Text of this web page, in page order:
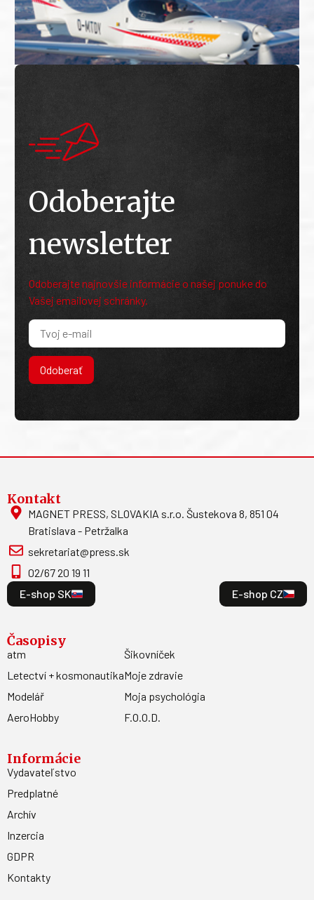
Odoberajte
newsletter
Odoberajte najnovšie informácie o našej ponuke do
Vašej emailovej schránky.
Odoberať
Kontakt
MAGNET PRESS, SLOVAKIA s.r.o. Šustekova 8, 851 04
Bratislava - Petržalka
sekretariat@press.sk
02/67 20 19 11
E-shop SK
E-shop CZ
Časopisy
atm
Letectví + kosmonautika
Modelář
AeroHobby
Šikovníček
Moje zdravie
Moja psychológia
F.O.O.D.
Informácie
Vydavateľstvo
Predplatné
Archív
Inzercia
GDPR
Kontakty